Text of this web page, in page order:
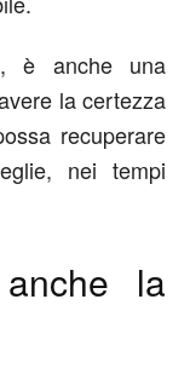
è anche una
la certezza
recuperare
nei tempi
la